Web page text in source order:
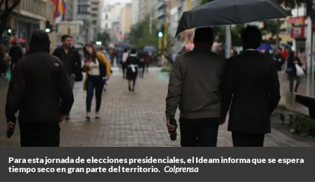
Para esta jornada de elecciones presidenciales, el Ideam informa que se espera
tiempo seco en gran parte del territorio. Colprensa